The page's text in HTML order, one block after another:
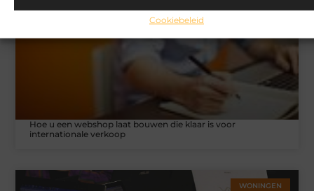
Cookiebeleid
Hoe u een webshop laat bouwen die klaar is voor
internationale verkoop
WONINGEN